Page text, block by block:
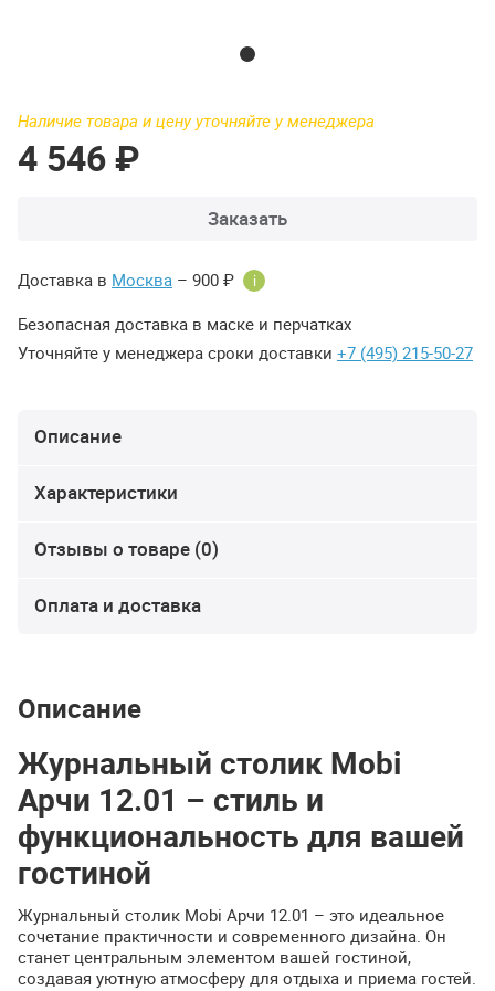
Наличие товара и цену уточняйте у менеджера
4 546 ₽
Заказать
Доставка в Москва – 900 ₽ i
Безопасная доставка в маске и перчатках
Уточняйте у менеджера сроки доставки +7 (495) 215-50-27
Описание
Характеристики
Отзывы о товаре (0)
Оплата и доставка
Описание
Журнальный столик Mobi
Арчи 12.01 – стиль и
функциональность для вашей
гостиной
Журнальный столик Mobi Арчи 12.01 – это идеальное
сочетание практичности и современного дизайна. Он
станет центральным элементом вашей гостиной,
создавая уютную атмосферу для отдыха и приема гостей.